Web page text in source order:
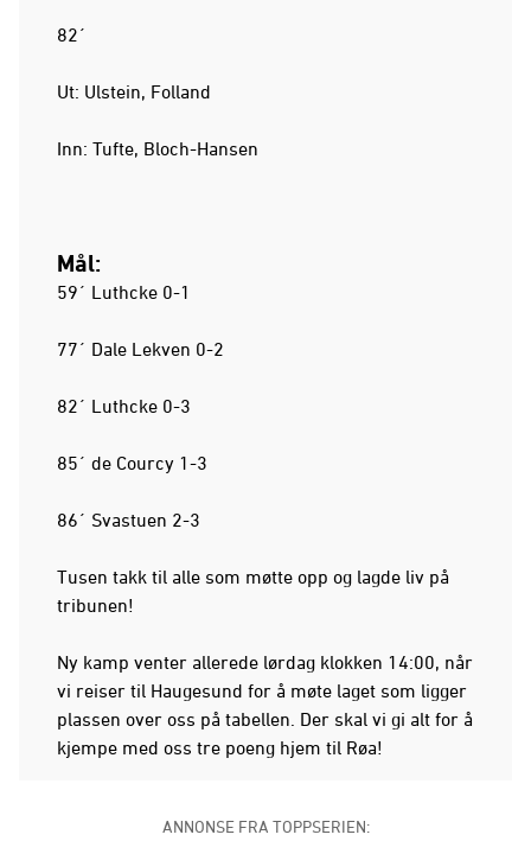
82´
Ut: Ulstein, Folland
Inn: Tufte, Bloch-Hansen
Mål:
59´ Luthcke 0-1
77´ Dale Lekven 0-2
82´ Luthcke 0-3
85´ de Courcy 1-3
86´ Svastuen 2-3
Tusen takk til alle som møtte opp og lagde liv på
tribunen!
Ny kamp venter allerede lørdag klokken 14:00, når
vi reiser til Haugesund for å møte laget som ligger
plassen over oss på tabellen. Der skal vi gi alt for å
kjempe med oss tre poeng hjem til Røa!
ANNONSE FRA TOPPSERIEN: